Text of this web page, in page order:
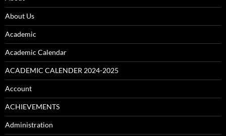
About Us
Academic
Academic Calendar
ACADEMIC CALENDER 2024-2025
Account
ACHIEVEMENTS
Administration